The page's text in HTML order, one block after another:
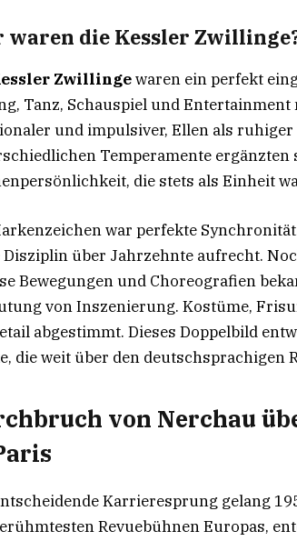
waren die Kessler
Zwillingewaren ein perfekt
Tanz, Schauspiel und
und impulsiver, Ellen als ruhiger
Temperamente ergänzten
die stets als Einheit
war perfekte
Disziplin über Jahrzehnte aufrecht.
Bewegungen und Choreografien
von Inszenierung. Kostüme,
abgestimmt. Dieses Doppelbild
die weit über den deutschsprachigen
von Nerchau
Karrieresprung gelang
Revuebühnen Europas,